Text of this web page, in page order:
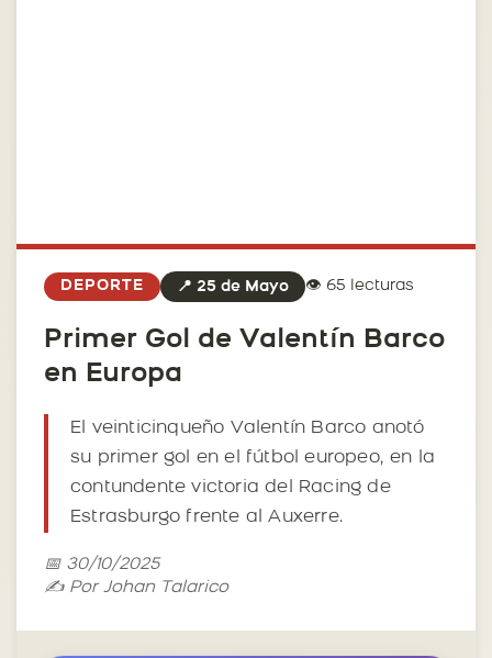
DEPORTE 📍 25 de Mayo 👁️ 65 lecturas
Primer Gol de Valentín Barco
en Europa
El veinticinqueño Valentín Barco anotó
su primer gol en el fútbol europeo, en la
contundente victoria del Racing de
Estrasburgo frente al Auxerre.
📅 30/10/2025
✍️ Por Johan Talarico